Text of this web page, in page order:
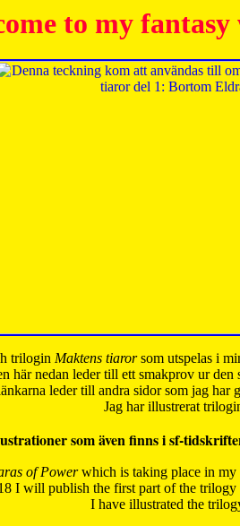
to my
trilogin Maktens tiarorsom utspelas i
här nedan leder till ett smakprov ur
leder till andra sidor som jag har
Jag har illustrerat
som även finns i sf-
of Powerwhich is taking place in my
I will publish the first part of the trilogy
I have illustrated the